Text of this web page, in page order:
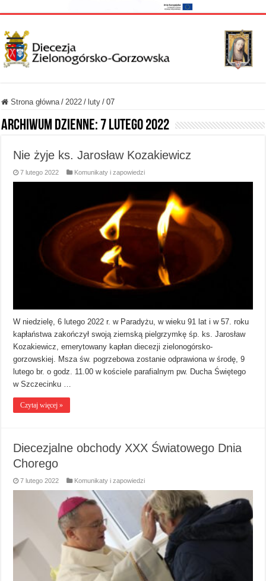
Strona główna / 2022 / luty / 07
Archiwum dzienne:7 lutego 2022
Nie żyje ks. Jarosław Kozakiewicz
7 lutego 2022 Komunikaty i zapowiedzi
W niedzielę, 6 lutego 2022 r. w Paradyżu, w wieku 91 lat i w 57. roku
kapłaństwa zakończył swoją ziemską pielgrzymkę śp. ks. Jarosław
Kozakiewicz, emerytowany kapłan diecezji zielonogórsko-
gorzowskiej. Msza św. pogrzebowa zostanie odprawiona w środę, 9
lutego br. o godz. 11.00 w kościele parafialnym pw. Ducha Świętego
w Szczecinku …
Czytaj więcej »
Diecezjalne obchody XXX Światowego Dnia
Chorego
7 lutego 2022 Komunikaty i zapowiedzi